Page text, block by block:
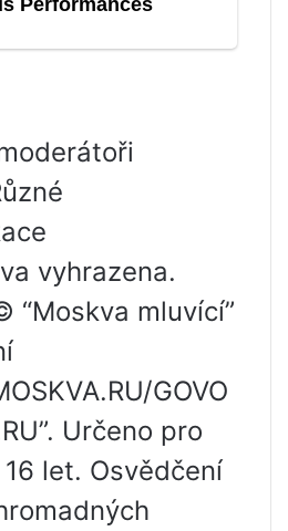
vyhrazena.
“Moskva mluvící”
GOVO
Určeno pro
let. Osvědčení